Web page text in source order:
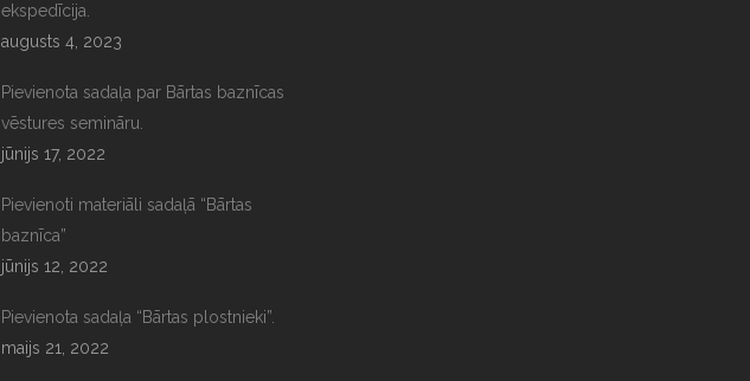
ekspedīcija.
augusts 4, 2023
Pievienota sadaļa par Bārtas baznīcas
vēstures semināru.
jūnijs 17, 2022
Pievienoti materiāli sadaļā “Bārtas
baznīca”
jūnijs 12, 2022
Pievienota sadaļa “Bārtas plostnieki”.
maijs 21, 2022